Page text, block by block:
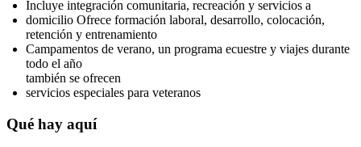
Incluye integración comunitaria, recreación y servicios a
domicilio Ofrece formación laboral, desarrollo, colocación,
retención y entrenamiento
Campamentos de verano, un programa ecuestre y viajes durante
todo el año
también se ofrecen
servicios especiales para veteranos
Qué hay aquí